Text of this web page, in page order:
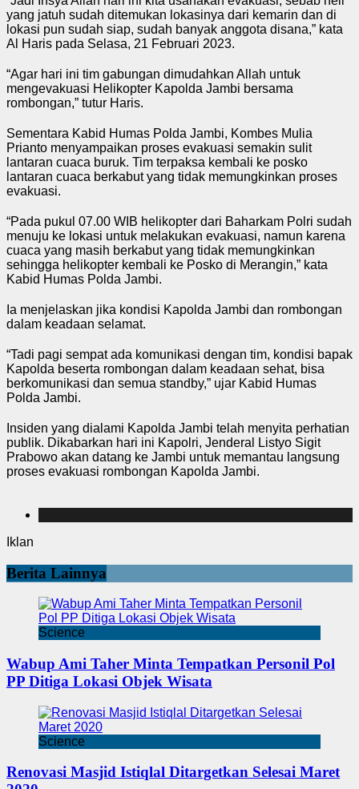
yang jatuh sudah ditemukan lokasinya dari kemarin dan di
lokasi pun sudah siap, sudah banyak anggota disana,” kata
Al Haris pada Selasa, 21 Februari 2023.
“Agar hari ini tim gabungan dimudahkan Allah untuk
mengevakuasi Helikopter Kapolda Jambi bersama
rombongan,” tutur Haris.
Sementara Kabid Humas Polda Jambi, Kombes Mulia
Prianto menyampaikan proses evakuasi semakin sulit
lantaran cuaca buruk. Tim terpaksa kembali ke posko
lantaran cuaca berkabut yang tidak memungkinkan proses
evakuasi.
“Pada pukul 07.00 WIB helikopter dari Baharkam Polri sudah
menuju ke lokasi untuk melakukan evakuasi, namun karena
cuaca yang masih berkabut yang tidak memungkinkan
sehingga helikopter kembali ke Posko di Merangin,” kata
Kabid Humas Polda Jambi.
Ia menjelaskan jika kondisi Kapolda Jambi dan rombongan
dalam keadaan selamat.
“Tadi pagi sempat ada komunikasi dengan tim, kondisi bapak
Kapolda beserta rombongan dalam keadaan sehat, bisa
berkomunikasi dan semua standby,” ujar Kabid Humas
Polda Jambi.
Insiden yang dialami Kapolda Jambi telah menyita perhatian
publik. Dikabarkan hari ini Kapolri, Jenderal Listyo Sigit
Prabowo akan datang ke Jambi untuk memantau langsung
proses evakuasi rombongan Kapolda Jambi.
Iklan
Berita Lainnya
Science
Wabup Ami Taher Minta Tempatkan Personil Pol
PP Ditiga Lokasi Objek Wisata
Science
Renovasi Masjid Istiqlal Ditargetkan Selesai Maret